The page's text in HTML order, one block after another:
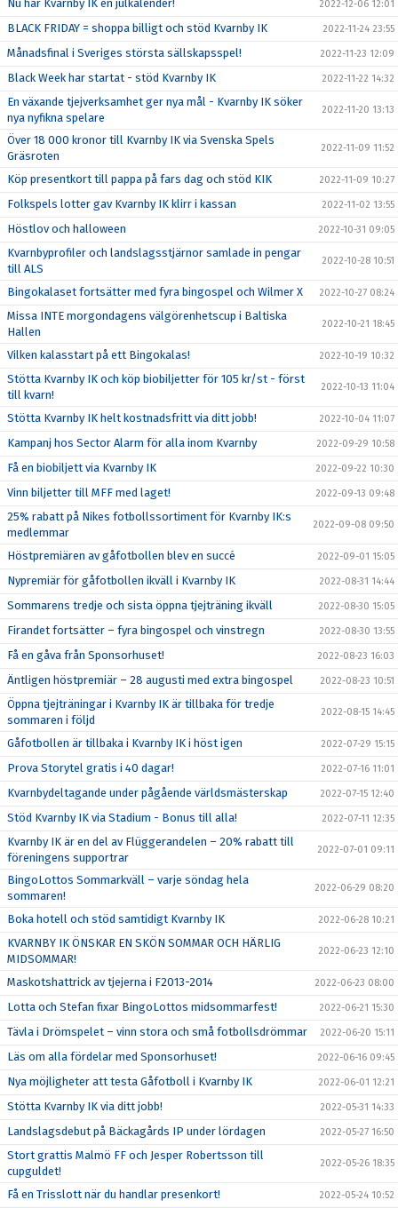
Nu har Kvarnby IK en julkalender! 2022-12-06 12:01
BLACK FRIDAY = shoppa billigt och stöd Kvarnby IK 2022-11-24 23:55
Månadsfinal i Sveriges största sällskapsspel! 2022-11-23 12:09
Black Week har startat - stöd Kvarnby IK 2022-11-22 14:32
En växande tjejverksamhet ger nya mål - Kvarnby IK söker
nya nyfikna spelare
2022-11-20 13:13
Över 18 000 kronor till Kvarnby IK via Svenska Spels
Gräsroten
2022-11-09 11:52
Köp presentkort till pappa på fars dag och stöd KIK 2022-11-09 10:27
Folkspels lotter gav Kvarnby IK klirr i kassan 2022-11-02 13:55
Höstlov och halloween 2022-10-31 09:05
Kvarnbyprofiler och landslagsstjärnor samlade in pengar
till ALS
2022-10-28 10:51
Bingokalaset fortsätter med fyra bingospel och Wilmer X 2022-10-27 08:24
Missa INTE morgondagens välgörenhetscup i Baltiska
Hallen
2022-10-21 18:45
Vilken kalasstart på ett Bingokalas! 2022-10-19 10:32
Stötta Kvarnby IK och köp biobiljetter för 105 kr/st - först
till kvarn!
2022-10-13 11:04
Stötta Kvarnby IK helt kostnadsfritt via ditt jobb! 2022-10-04 11:07
Kampanj hos Sector Alarm för alla inom Kvarnby 2022-09-29 10:58
Få en biobiljett via Kvarnby IK 2022-09-22 10:30
Vinn biljetter till MFF med laget! 2022-09-13 09:48
25% rabatt på Nikes fotbollssortiment för Kvarnby IK:s
medlemmar
2022-09-08 09:50
Höstpremiären av gåfotbollen blev en succé 2022-09-01 15:05
Nypremiär för gåfotbollen ikväll i Kvarnby IK 2022-08-31 14:44
Sommarens tredje och sista öppna tjejträning ikväll 2022-08-30 15:05
Firandet fortsätter – fyra bingospel och vinstregn 2022-08-30 13:55
Få en gåva från Sponsorhuset! 2022-08-23 16:03
Äntligen höstpremiär – 28 augusti med extra bingospel 2022-08-23 10:51
Öppna tjejträningar i Kvarnby IK är tillbaka för tredje
sommaren i följd
2022-08-15 14:45
Gåfotbollen är tillbaka i Kvarnby IK i höst igen 2022-07-29 15:15
Prova Storytel gratis i 40 dagar! 2022-07-16 11:01
Kvarnbydeltagande under pågående världsmästerskap 2022-07-15 12:40
Stöd Kvarnby IK via Stadium - Bonus till alla! 2022-07-11 12:35
Kvarnby IK är en del av Flüggerandelen – 20% rabatt till
föreningens supportrar
2022-07-01 09:11
BingoLottos Sommarkväll – varje söndag hela
sommaren!
2022-06-29 08:20
Boka hotell och stöd samtidigt Kvarnby IK 2022-06-28 10:21
KVARNBY IK ÖNSKAR EN SKÖN SOMMAR OCH HÄRLIG
MIDSOMMAR!
2022-06-23 12:10
Maskotshattrick av tjejerna i F2013-2014 2022-06-23 08:00
Lotta och Stefan fixar BingoLottos midsommarfest! 2022-06-21 15:30
Tävla i Drömspelet – vinn stora och små fotbollsdrömmar 2022-06-20 15:11
Läs om alla fördelar med Sponsorhuset! 2022-06-16 09:45
Nya möjligheter att testa Gåfotboll i Kvarnby IK 2022-06-01 12:21
Stötta Kvarnby IK via ditt jobb! 2022-05-31 14:33
Landslagsdebut på Bäckagårds IP under lördagen 2022-05-27 16:50
Stort grattis Malmö FF och Jesper Robertsson till
cupguldet!
2022-05-26 18:35
Få en Trisslott när du handlar presenkort! 2022-05-24 10:52